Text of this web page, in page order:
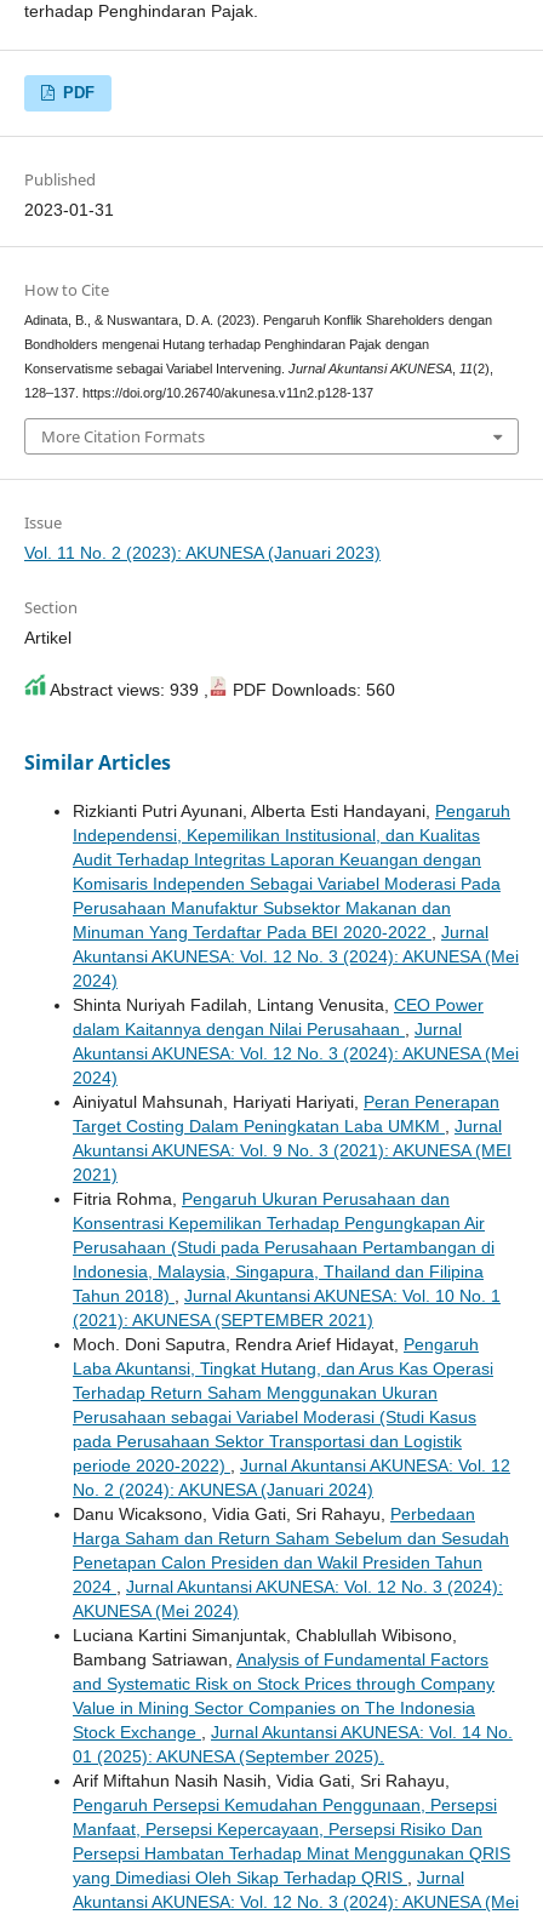
terhadap Penghindaran Pajak.
PDF
Published
2023-01-31
How to Cite
Adinata, B., & Nuswantara, D. A. (2023). Pengaruh Konflik Shareholders dengan
Bondholders mengenai Hutang terhadap Penghindaran Pajak dengan
Konservatisme sebagai Variabel Intervening. Jurnal Akuntansi AKUNESA, 11(2),
128–137. https://doi.org/10.26740/akunesa.v11n2.p128-137
More Citation Formats
Issue
Vol. 11 No. 2 (2023): AKUNESA (Januari 2023)
Section
Artikel
Abstract views: 939 , PDF Downloads: 560
Similar Articles
Rizkianti Putri Ayunani, Alberta Esti Handayani, Pengaruh
Independensi, Kepemilikan Institusional, dan Kualitas
Audit Terhadap Integritas Laporan Keuangan dengan
Komisaris Independen Sebagai Variabel Moderasi Pada
Perusahaan Manufaktur Subsektor Makanan dan
Minuman Yang Terdaftar Pada BEI 2020-2022
Jurnal
Akuntansi AKUNESA: Vol. 12 No. 3 (2024): AKUNESA (Mei
2024)
Shinta Nuriyah Fadilah, Lintang Venusita, CEO Power
dalam Kaitannya dengan Nilai Perusahaan
Jurnal
Akuntansi AKUNESA: Vol. 12 No. 3 (2024): AKUNESA (Mei
2024)
Ainiyatul Mahsunah, Hariyati Hariyati, Peran Penerapan
Target Costing Dalam Peningkatan Laba UMKM
Jurnal
Akuntansi AKUNESA: Vol. 9 No. 3 (2021): AKUNESA (MEI
2021)
Fitria Rohma, Pengaruh Ukuran Perusahaan dan
Konsentrasi Kepemilikan Terhadap Pengungkapan Air
Perusahaan (Studi pada Perusahaan Pertambangan di
Indonesia, Malaysia, Singapura, Thailand dan Filipina
Tahun 2018)
Jurnal Akuntansi AKUNESA: Vol. 10 No. 1
(2021): AKUNESA (SEPTEMBER 2021)
Moch. Doni Saputra, Rendra Arief Hidayat, Pengaruh
Laba Akuntansi, Tingkat Hutang, dan Arus Kas Operasi
Terhadap Return Saham Menggunakan Ukuran
Perusahaan sebagai Variabel Moderasi (Studi Kasus
pada Perusahaan Sektor Transportasi dan Logistik
periode 2020-2022)
Jurnal Akuntansi AKUNESA: Vol. 12
No. 2 (2024): AKUNESA (Januari 2024)
Danu Wicaksono, Vidia Gati, Sri Rahayu, Perbedaan
Harga Saham dan Return Saham Sebelum dan Sesudah
Penetapan Calon Presiden dan Wakil Presiden Tahun
2024
Jurnal Akuntansi AKUNESA: Vol. 12 No. 3 (2024):
AKUNESA (Mei 2024)
Luciana Kartini Simanjuntak, Chablullah Wibisono,
Bambang Satriawan, Analysis of Fundamental Factors
and Systematic Risk on Stock Prices through Company
Value in Mining Sector Companies on The Indonesia
Stock Exchange
Jurnal Akuntansi AKUNESA: Vol. 14 No.
01 (2025): AKUNESA (September 2025).
Arif Miftahun Nasih Nasih, Vidia Gati, Sri Rahayu,
Pengaruh Persepsi Kemudahan Penggunaan, Persepsi
Manfaat, Persepsi Kepercayaan, Persepsi Risiko Dan
Persepsi Hambatan Terhadap Minat Menggunakan QRIS
yang Dimediasi Oleh Sikap Terhadap QRIS
Jurnal
Akuntansi AKUNESA: Vol. 12 No. 3 (2024): AKUNESA (Mei